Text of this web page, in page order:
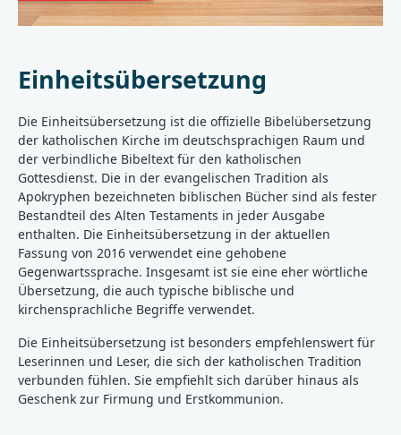
Einheitsübersetzung
Die Einheitsübersetzung ist die offizielle Bibelübersetzung
der katholischen Kirche im deutschsprachigen Raum und
der verbindliche Bibeltext für den katholischen
Gottesdienst. Die in der evangelischen Tradition als
Apokryphen bezeichneten biblischen Bücher sind als fester
Bestandteil des Alten Testaments in jeder Ausgabe
enthalten. Die Einheitsübersetzung in der aktuellen
Fassung von 2016 verwendet eine gehobene
Gegenwartssprache. Insgesamt ist sie eine eher wörtliche
Übersetzung, die auch typische biblische und
kirchensprachliche Begriffe verwendet.
Die Einheitsübersetzung ist besonders empfehlenswert für
Leserinnen und Leser, die sich der katholischen Tradition
verbunden fühlen. Sie empfiehlt sich darüber hinaus als
Geschenk zur Firmung und Erstkommunion.